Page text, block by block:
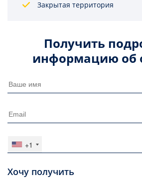
Закрытая территория
Получить
информацию об
+1
Хочу получить